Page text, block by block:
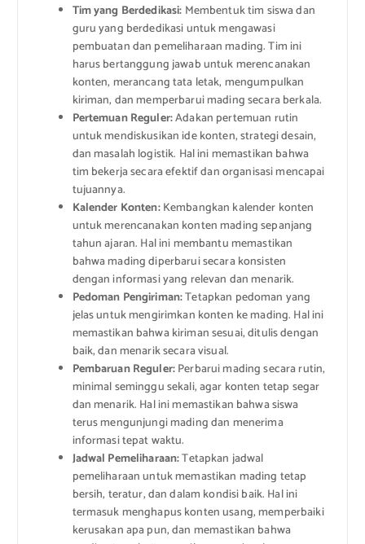
Tim yang Berdedikasi: Membentuk tim siswa dan
guru yang berdedikasi untuk mengawasi
pembuatan dan pemeliharaan mading. Tim ini
harus bertanggung jawab untuk merencanakan
konten, merancang tata letak, mengumpulkan
kiriman, dan memperbarui mading secara berkala.
Pertemuan Reguler:Adakan pertemuan rutin
untuk mendiskusikan ide konten, strategi desain,
dan masalah logistik. Hal ini memastikan bahwa
tim bekerja secara efektif dan organisasi mencapai
tujuannya.
Kalender Konten:Kembangkan kalender konten
untuk merencanakan konten mading sepanjang
tahun ajaran. Hal ini membantu memastikan
bahwa mading diperbarui secara konsisten
dengan informasi yang relevan dan menarik.
Pedoman Pengiriman:Tetapkan pedoman yang
jelas untuk mengirimkan konten ke mading. Hal ini
memastikan bahwa kiriman sesuai, ditulis dengan
baik, dan menarik secara visual.
Pembaruan Reguler:Perbarui mading secara rutin,
minimal seminggu sekali, agar konten tetap segar
dan menarik. Hal ini memastikan bahwa siswa
terus mengunjungi mading dan menerima
informasi tepat waktu.
Jadwal Pemeliharaan:Tetapkan jadwal
pemeliharaan untuk memastikan mading tetap
bersih, teratur, dan dalam kondisi baik. Hal ini
termasuk menghapus konten usang, memperbaiki
kerusakan apa pun, dan memastikan bahwa